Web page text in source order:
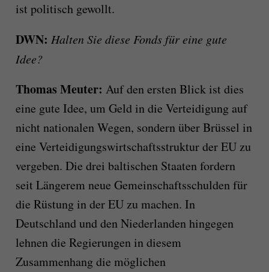
ist politisch gewollt.
DWN: Halten Sie diese Fonds für eine gute
Idee?
Thomas Meuter: Auf den ersten Blick ist dies
eine gute Idee, um Geld in die Verteidigung auf
nicht nationalen Wegen, sondern über Brüssel in
eine Verteidigungswirtschaftsstruktur der EU zu
vergeben. Die drei baltischen Staaten fordern
seit Längerem neue Gemeinschaftsschulden für
die Rüstung in der EU zu machen. In
Deutschland und den Niederlanden hingegen
lehnen die Regierungen in diesem
Zusammenhang die möglichen